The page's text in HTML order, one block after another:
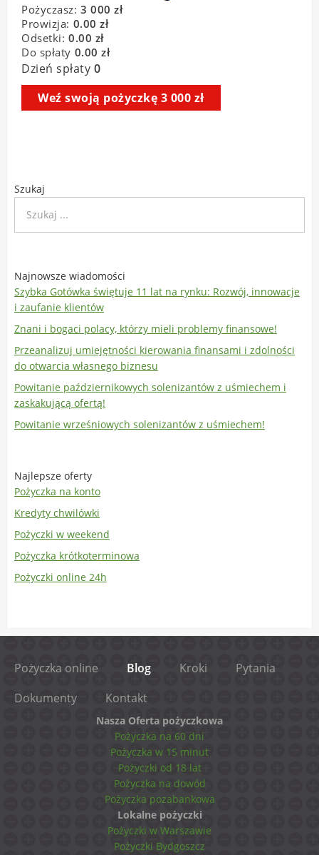
Szukaj
Najnowsze wiadomości
Szybka Gotówka świętuje 11 lat na rynku: Rozwój, innowacje
i zaufanie klientów
Znani i bogaci polacy, którzy mieli problemy finansowe!
Przeanalizuj umiejętności kierowania finansami i zdolności
do otwarcia własnego biznesu
Powitanie październikowych solenizantów z uśmiechem i
zaskakującą ofertą!
Powitanie wrześniowych solenizantów z uśmiechem!
Najlepsze oferty
Pożyczka na konto
Kredyty chwilówki
Pożyczki w weekend
Pożyczka krótkoterminowa
Pożyczki online 24h
Pożyczka online Blog Kroki
Pytania
Dokumenty
Kontakt
Nasza Oferta pożyczkowa
Pożyczka na 60 dni
Pożyczka w 15 minut
Pożyczki od 18 lat
Pożyczka na dowód
Pożyczka pozabankowa
Lokalne pożyczki
Pożyczki w Warszawie
Pożyczki Bydgoszcz